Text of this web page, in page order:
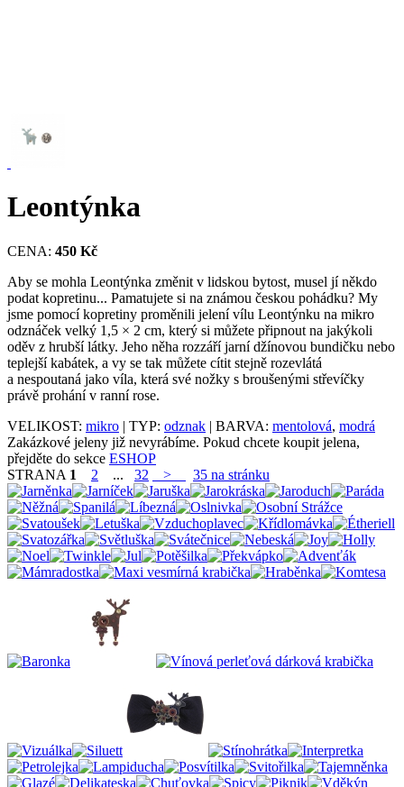
Leontýnka
CENA: 450 Kč
Aby se mohla Leontýnka změnit v lidskou bytost, musel jí někdo
podat kopretinu... Pamatujete si na známou českou pohádku? My
jsme pomocí kopretiny proměnili jelení vílu Leontýnku na mikro
odznáček velký 1,5 × 2 cm, který si můžete připnout na jakýkoli
oděv z hrubší látky. Jeho něha rozzáří jarní džínovou bundičku nebo
teplejší kabátek, a vy se tak můžete cítit stejně rozevlátá
a nespoutaná jako víla, která své nožky s broušenými střevíčky
právě prohání v ranní rose.
VELIKOST: mikro | TYP: odznak | BARVA: mentolová, modrá
Zakázkové jeleny již nevyrábíme. Pokud chcete koupit jelena,
přejděte do sekce ESHOP
STRANA 1 2 ... 32 > 35 na stránku